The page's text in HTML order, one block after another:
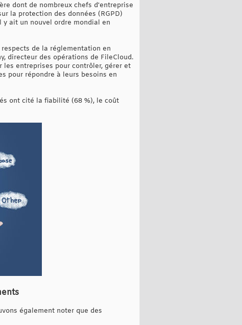
dont de nombreux chefs d'entreprise
la protection des données (RGPD)
ait un nouvel ordre mondial en
de la réglementation en
directeur des opérations de FileCloud.
entreprises pour contrôler, gérer et
pour répondre à leurs besoins en
ont cité la fiabilité (68 %), le coût
également noter que des